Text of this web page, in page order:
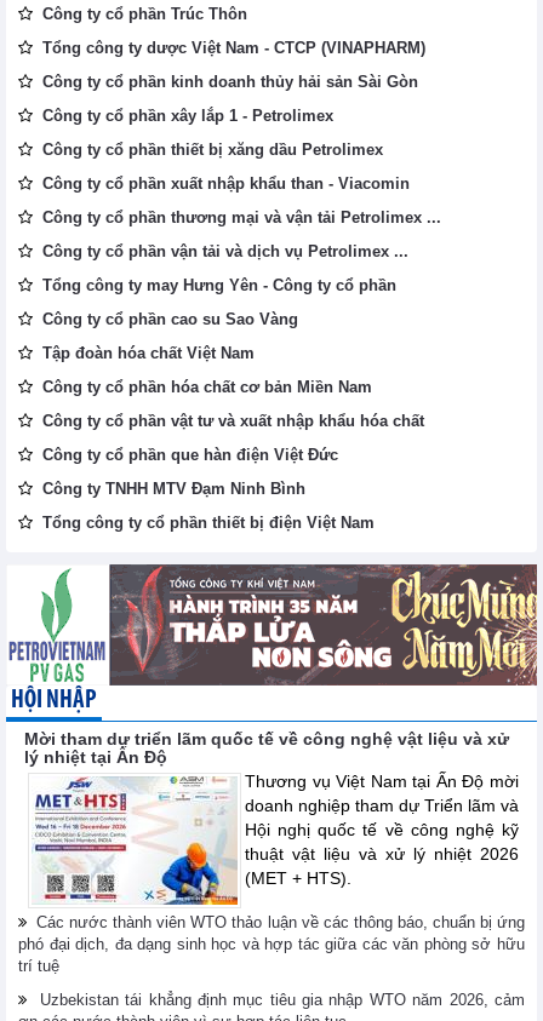
Công ty cổ phần Trúc Thôn
Tổng công ty dược Việt Nam - CTCP (VINAPHARM)
Công ty cổ phần kinh doanh thủy hải sản Sài Gòn
Công ty cổ phần xây lắp 1 - Petrolimex
Công ty cổ phần thiết bị xăng dầu Petrolimex
Công ty cổ phần xuất nhập khẩu than - Viacomin
Công ty cổ phần thương mại và vận tải Petrolimex ...
Công ty cổ phần vận tải và dịch vụ Petrolimex ...
Tổng công ty may Hưng Yên - Công ty cổ phần
Công ty cổ phần cao su Sao Vàng
Tập đoàn hóa chất Việt Nam
Công ty cổ phần hóa chất cơ bản Miền Nam
Công ty cổ phần vật tư và xuất nhập khẩu hóa chất
Công ty cổ phần que hàn điện Việt Đức
Công ty TNHH MTV Đạm Ninh Bình
Tổng công ty cổ phần thiết bị điện Việt Nam
HỘI NHẬP
Mời tham dự triển lãm quốc tế về công nghệ vật liệu và xử
lý nhiệt tại Ấn Độ
Thương vụ Việt Nam tại Ấn Độ mời
doanh nghiệp tham dự Triển lãm và
Hội nghị quốc tế về công nghệ kỹ
thuật vật liệu và xử lý nhiệt 2026
(MET + HTS).
Các nước thành viên WTO thảo luận về các thông báo, chuẩn bị ứng
phó đại dịch, đa dạng sinh học và hợp tác giữa các văn phòng sở hữu
trí tuệ
Uzbekistan tái khẳng định mục tiêu gia nhập WTO năm 2026, cảm